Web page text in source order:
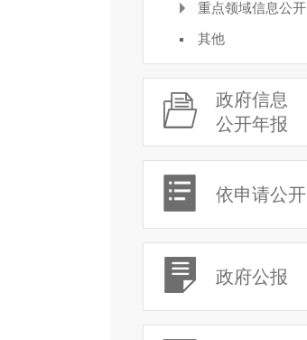
重点领域信息公开
其他
政府信息
公开年报
依申请公开
政府公报